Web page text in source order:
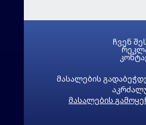
მასალების
მასალების
ჩვენ